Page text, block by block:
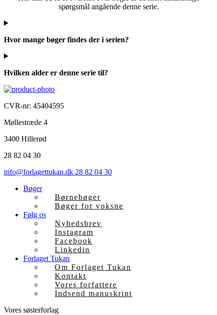
spørgsmål angående denne serie.
Hvor mange bøger findes der i serien?
Hvilken alder er denne serie til?
CVR-nr: 45404595
Møllestræde 4
3400 Hillerød
28 82 04 30
info@forlagettukan.dk 28 82 04 30
Bøger
Børnebøger
Bøger for voksne
Følg os
Nyhedsbrev
Instagram
Facebook
Linkedin
Forlaget Tukan
Om Forlaget Tukan
Kontakt
Vores forfattere
Indsend manuskript
Vores søsterforlag